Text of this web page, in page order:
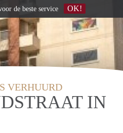
VERHUURD
IN
de beste service OK!